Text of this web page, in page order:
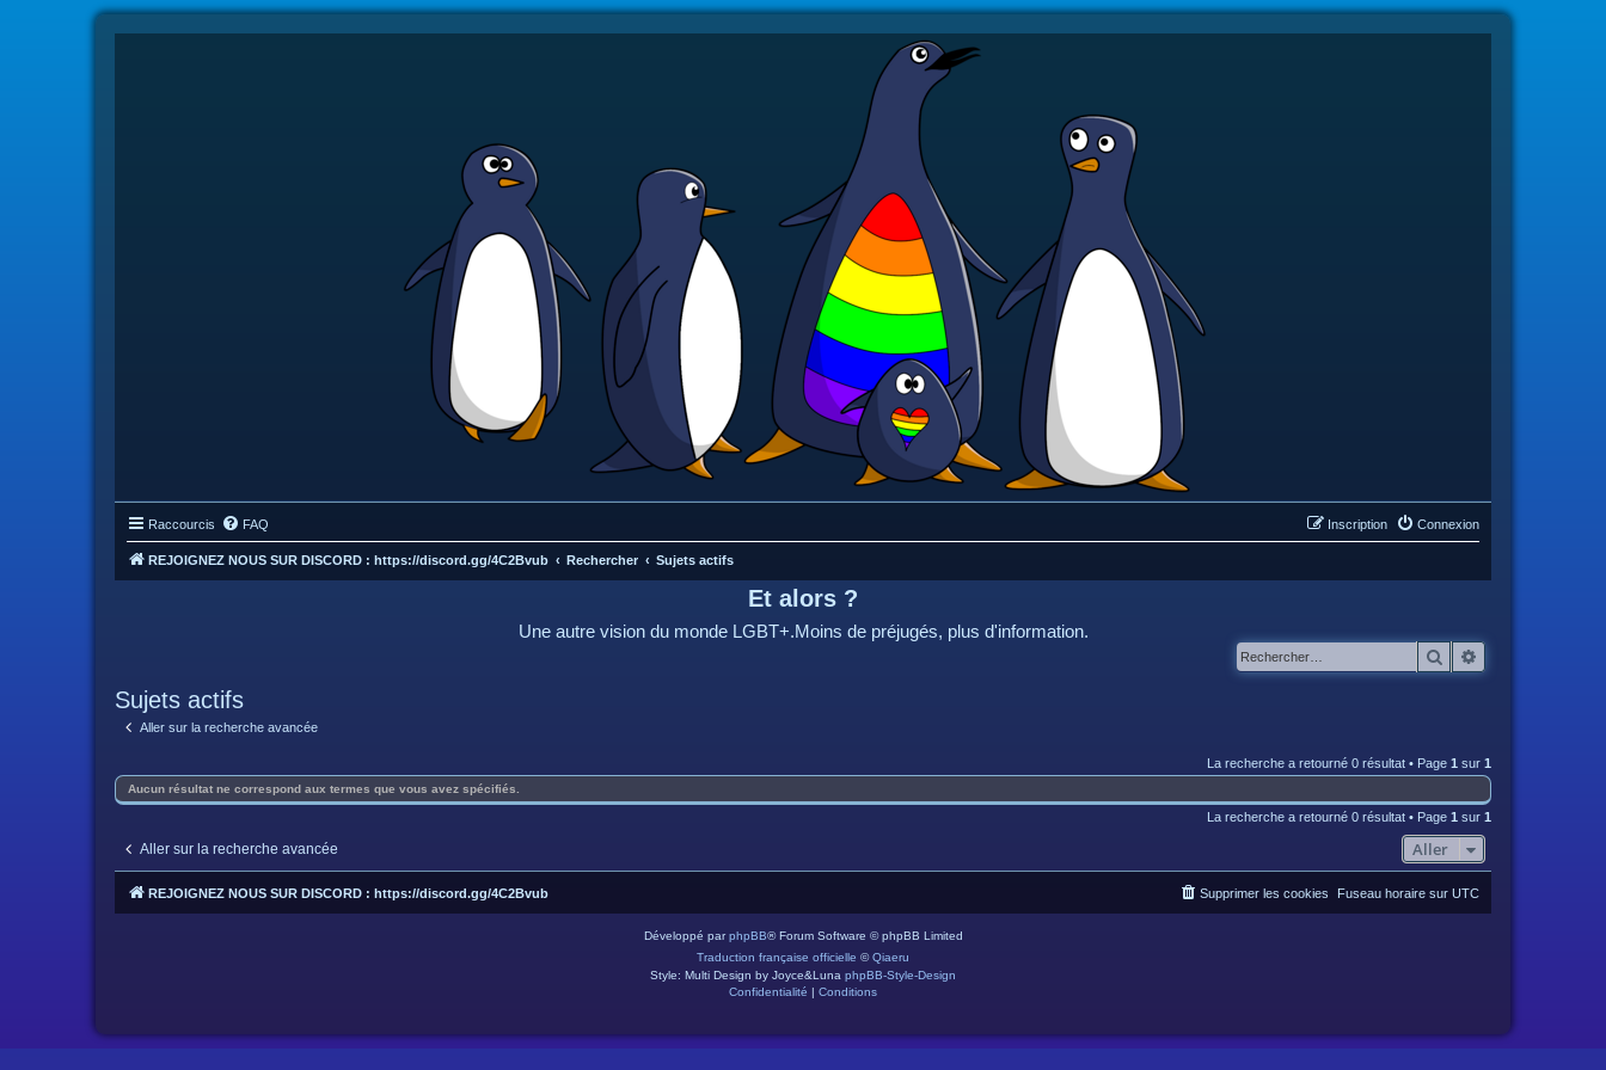
Raccourcis FAQ Connexion
Inscription
REJOIGNEZ NOUS SUR DISCORD : https://discord.gg/4C2Bvub Rechercher Sujets actifs
Et alors ?
Une autre vision du monde LGBT+.Moins de préjugés, plus d'information.
Rechercher
Sujets actifs
Aller sur la recherche avancée
La recherche a retourné 0 résultat • Page 1 sur 1
Aucun résultat ne correspond aux termes que vous avez spécifiés.
La recherche a retourné 0 résultat • Page 1 sur 1
Aller sur la recherche avancée Aller
REJOIGNEZ NOUS SUR DISCORD : https://discord.gg/4C2Bvub Fuseau horaire sur UTC
Supprimer les cookies
Développé parphpBB® Forum Software © phpBB Limited
Traduction française officielle ©Qiaeru
Style: Multi Design by Joyce&Luna phpBB-Style-Design
Confidentialité | Conditions